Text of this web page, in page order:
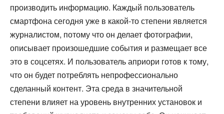
производить информацию. Каждый пользователь
смартфона сегодня уже в какой-то степени является
журналистом, потому что он делает фотографии,
описывает произошедшие события и размещает все
это в соцсетях. И пользователь априори готов к тому,
что он будет потреблять непрофессионально
сделанный контент. Эта среда в значительной
степени влияет на уровень внутренних установок и